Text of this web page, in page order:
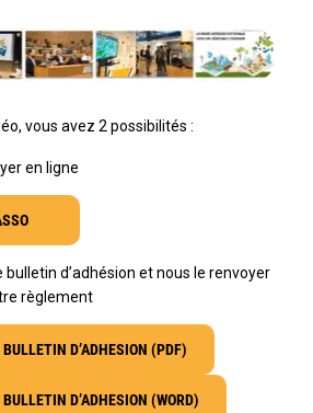
vous avez 2 possibilités :
en ligne
bulletin d’adhésion et nous le renvoyer
règlement
D’ADHESION (PDF)
D’ADHESION (WORD)